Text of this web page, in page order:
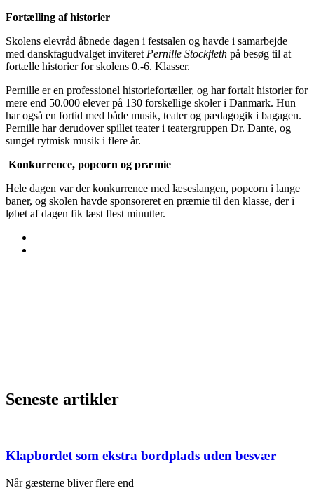
Fortælling af historier
Skolens elevråd åbnede dagen i festsalen og havde i samarbejde
med danskfagudvalget inviteret Pernille Stockfleth på besøg til at
fortælle historier for skolens 0.-6. Klasser.
Pernille er en professionel historiefortæller, og har fortalt historier for
mere end 50.000 elever på 130 forskellige skoler i Danmark. Hun
har også en fortid med både musik, teater og pædagogik i bagagen.
Pernille har derudover spillet teater i teatergruppen Dr. Dante, og
sunget rytmisk musik i flere år.
Konkurrence, popcorn og præmie
Hele dagen var der konkurrence med læseslangen, popcorn i lange
baner, og skolen havde sponsoreret en præmie til den klasse, der i
løbet af dagen fik læst flest minutter.
Seneste artikler
Klapbordet som ekstra bordplads uden besvær
Når gæsterne bliver flere end